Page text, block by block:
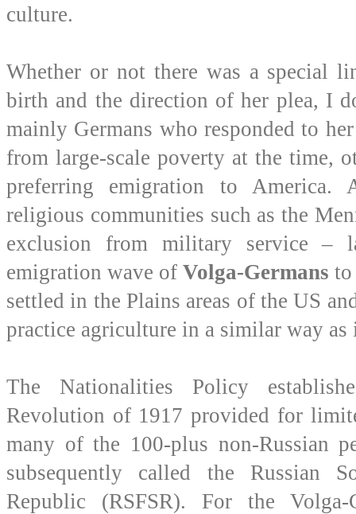
culture.
Whether or not there was a special
birth and the direction of her plea, I
mainly Germans who responded to
from large-scale poverty at the time,
preferring emigration to America.
religious communities such as the
exclusion from military service –
emigration wave ofVolga-Germans to
settled in the Plains areas of the US
practice agriculture in a similar way as
The Nationalities Policy
Revolution of 1917 provided for
many of the 100-plus non-Russian
subsequently called the Russian
Republic (RSFSR). For the